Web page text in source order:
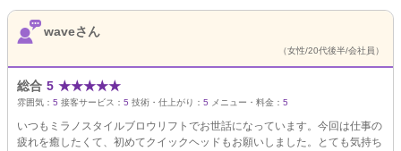
waveさん
（女性/20代後半/会社員）
総合 5 ★★★★★
雰囲気： 5 接客サービス： 5 技術・仕上がり： 5 メニュー・料金： 5
いつもミラノスタイルブロウリフトでお世話になっています。今回は仕事の
疲れを癒したくて、初めてクイックヘッドもお願いしました。とても気持ち